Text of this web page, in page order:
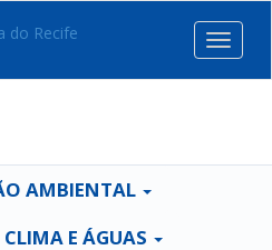
Toggle
AMBIENTAL
CLIMA E ÁGUAS